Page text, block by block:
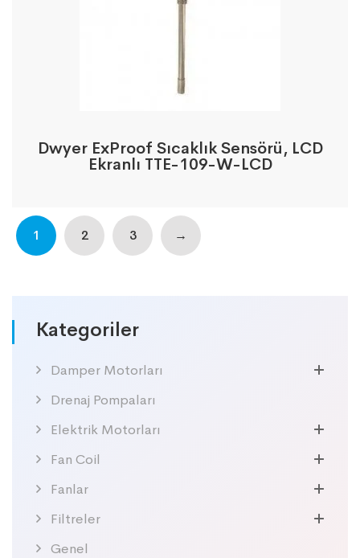
Kategoriler
Damper Motorları
Drenaj Pompaları
Elektrik Motorları
Fan Coil
Fanlar
Filtreler
Genel
Dwyer ExProof Sıcaklık Sensörü, LCD
Ekranlı TTE-109-W-LCD
1 2 3 →